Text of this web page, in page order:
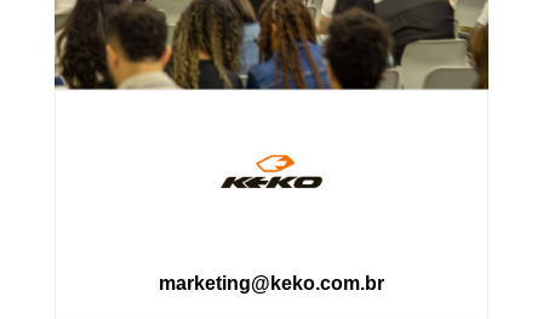
marketing@keko.com.br